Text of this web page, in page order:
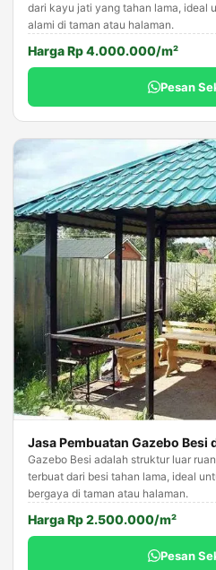
dari kayu jati yang tahan lama, ideal
alami di taman atau halaman.
Harga Rp 4.000.000/m²
Pesan
Jasa Pembuatan Gazebo Besi
Gazebo Besi adalah struktur luar
terbuat dari besi tahan lama, ideal
bergaya di taman atau halaman.
Harga Rp 2.500.000/m²
Pesan